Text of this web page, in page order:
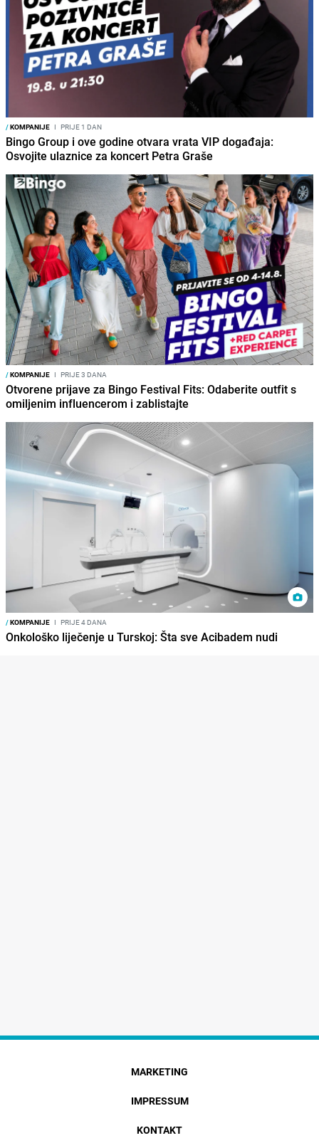
/KOMPANIJE I PRIJE 1 DAN
Bingo Group i ove godine otvara vrata VIP događaja:
Osvojite ulaznice za koncert Petra Graše
/KOMPANIJE I PRIJE 3 DANA
Otvorene prijave za Bingo Festival Fits: Odaberite outfit s
omiljenim influencerom i zablistajte
/KOMPANIJE I PRIJE 4 DANA
Onkološko liječenje u Turskoj: Šta sve Acibadem nudi
MARKETING
IMPRESSUM
KONTAKT